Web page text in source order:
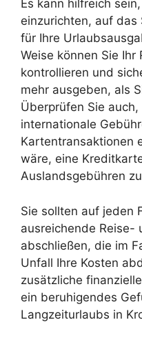
Es kann hilfreich
einzurichten, auf das
für Ihre
Weise können Sie
kontrollieren und
mehr ausgeben, als
Überprüfen Sie
internationale
Kartentransaktionen
wäre, eine
Auslandsgebühren
Sie sollten auf jeden
ausreichende Reise-
abschließen, die im
Unfall Ihre Kosten
zusätzliche
ein beruhigendes
Langzeiturlaubs in